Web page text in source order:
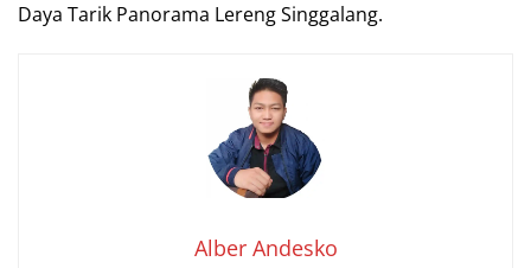
Daya Tarik Panorama Lereng Singgalang.
Alber Andesko